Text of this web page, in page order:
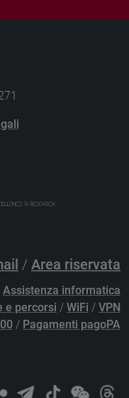
/ Area riservata
Assistenza informatica
e percorsi / WiFi / VPN
/ Pagamenti pagoPA